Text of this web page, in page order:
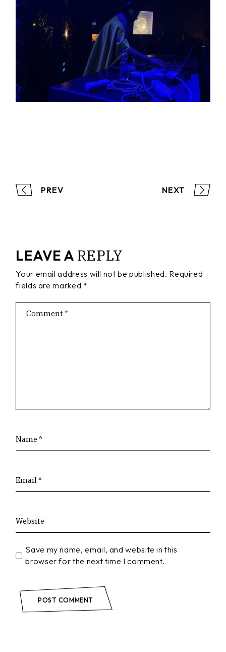
PREV NEXT
LEAVE A REPLY
Your email address will not be published. Required
fields are marked *
Save my name, email, and website in this
browser for the next time I comment.
POST COMMENT